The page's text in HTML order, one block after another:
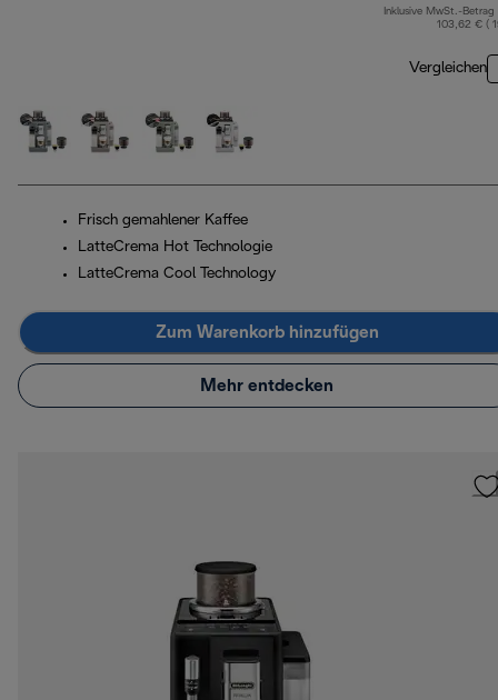
Inklusive MwSt.-Betrag
103,62 € (
Vergleichen
Frisch gemahlener Kaffee
LatteCrema Hot Technologie
LatteCrema Cool Technology
Zum Warenkorb hinzufügen
Mehr entdecken